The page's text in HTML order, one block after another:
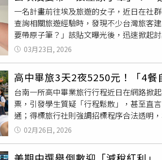
付，以降低配送難度；亦有人指出，提高
的價格」。整體而言，該商辦被標記為「
配送等多重條件交互影響，導致外送員普
他們餓死27樓」，外送員指出交通與配送
2664新台幣）。此外，部分城市也提供學
東地區工作與居住，其中約3萬1000人在
前僅有數百人在政府協助下返國。另據菲
28日在以色列特拉維夫，因伊朗飛彈攻擊
一名計畫前往埃及旅遊的女子，近日在社
查詢相關旅遊經驗時，發現不少台灣旅客
要帶原子筆？」該貼文曝光後，迅速掀起
們很喜歡按壓式的原子筆，如果你去商店
送給工作人員原子筆，後來他還讓我們
付」、「是真的，20年前去埃及旅遊時聽
筆，他們看到三色原子筆全都目瞪口呆」
原子筆，我曾經在梵蒂岡寫明信片時，借
好寫了吧」，我說這是台灣來的可以送你
的都又貴又難用）」、「歐洲文具真的好
也有熟悉當地情況的旅客提出不同看法，
還是錢」、「當一個美國遊客手上永遠
有埃及旅遊從業員，想要原子筆多過 小費
03月23日, 2026
高中畢旅3天2夜5250元！「4
台南一所高中畢業旅行行程近日在網路掀
票，引發學生質疑「行程鬆散」，甚至直
通；得標旅行社則強調招標程序合法透明
這麼破」，並貼出行程表，表示學校規定
及一中街商圈，第二天安排城市探索活
02月26日, 2026